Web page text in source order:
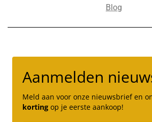
Blog
Aanmelden
Meld aan voor onze nieuwsbrief en
korting op je eerste aankoop!